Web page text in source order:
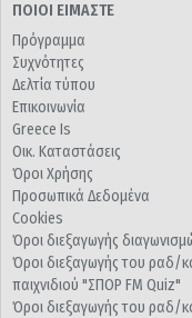
ΠΟΙΟΙ ΕΙΜΑΣΤΕ
Πρόγραμμα
Συχνότητες
Δελτία τύπου
Επικοινωνία
Greece Is
Οικ. Καταστάσεις
Όροι Χρήσης
Προσωπικά Δεδομένα
Cookies
Όροι διεξαγωγής
Όροι διεξαγωγής του ραδ/
παιχνιδιού "ΣΠΟΡ FM Quiz"
Όροι διεξαγωγής του ραδ/